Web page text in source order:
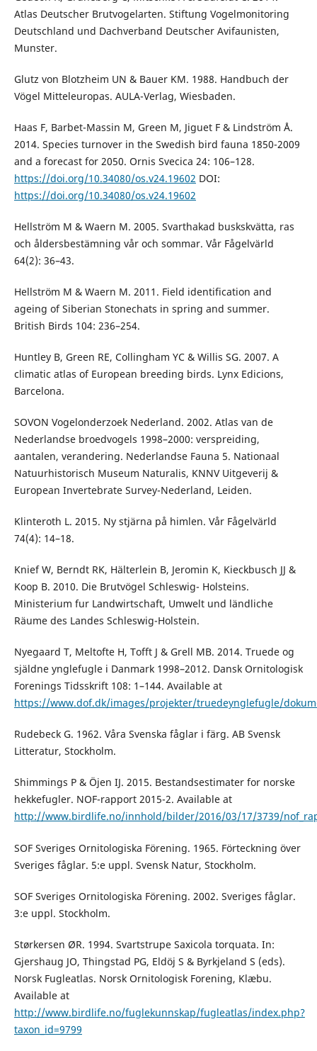
Atlas Deutscher Brutvogelarten. Stiftung Vogelmonitoring
Deutschland und Dachverband Deutscher Avifaunisten,
Munster.
Glutz von Blotzheim UN & Bauer KM. 1988. Handbuch der
Vögel Mitteleuropas. AULA-Verlag, Wiesbaden.
Haas F, Barbet-Massin M, Green M, Jiguet F & Lindström Å.
2014. Species turnover in the Swedish bird fauna 1850-2009
and a forecast for 2050. Ornis Svecica 24: 106–128.
https://doi.org/10.34080/os.v24.19602 DOI:
https://doi.org/10.34080/os.v24.19602
Hellström M & Waern M. 2005. Svarthakad buskskvätta, ras
och åldersbestämning vår och sommar. Vår Fågelvärld
64(2): 36–43.
Hellström M & Waern M. 2011. Field identification and
ageing of Siberian Stonechats in spring and summer.
British Birds 104: 236–254.
Huntley B, Green RE, Collingham YC & Willis SG. 2007. A
climatic atlas of European breeding birds. Lynx Edicions,
Barcelona.
SOVON Vogelonderzoek Nederland. 2002. Atlas van de
Nederlandse broedvogels 1998–2000: verspreiding,
aantalen, verandering. Nederlandse Fauna 5. Nationaal
Natuurhistorisch Museum Naturalis, KNNV Uitgeverij &
European Invertebrate Survey-Nederland, Leiden.
Klinteroth L. 2015. Ny stjärna på himlen. Vår Fågelvärld
74(4): 14–18.
Knief W, Berndt RK, Hälterlein B, Jeromin K, Kieckbusch JJ &
Koop B. 2010. Die Brutvögel Schleswig- Holsteins.
Ministerium fur Landwirtschaft, Umwelt und ländliche
Räume des Landes Schleswig-Holstein.
Nyegaard T, Meltofte H, Tofft J & Grell MB. 2014. Truede og
själdne ynglefugle i Danmark 1998–2012. Dansk Ornitologisk
Forenings Tidsskrift 108: 1–144. Available at
https://www.dof.dk/images/projekter/truedeynglefugle/
Rudebeck G. 1962. Våra Svenska fåglar i färg. AB Svensk
Litteratur, Stockholm.
Shimmings P & Öjen IJ. 2015. Bestandsestimater for norske
hekkefugler. NOF-rapport 2015-2. Available at
http://www.birdlife.no/innhold/bilder/2016/03/17/3739/
SOF Sveriges Ornitologiska Förening. 1965. Förteckning över
Sveriges fåglar. 5:e uppl. Svensk Natur, Stockholm.
SOF Sveriges Ornitologiska Förening. 2002. Sveriges fåglar.
3:e uppl. Stockholm.
Størkersen ØR. 1994. Svartstrupe Saxicola torquata. In:
Gjershaug JO, Thingstad PG, Eldöj S & Byrkjeland S (eds).
Norsk Fugleatlas. Norsk Ornitologisk Forening, Klæbu.
Available at
http://www.birdlife.no/fuglekunnskap/fugleatlas/index.php?
taxon_id=9799